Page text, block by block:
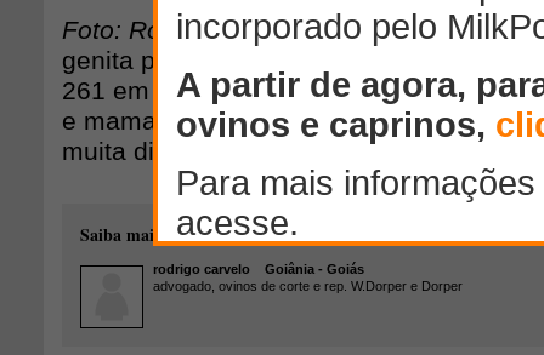
Foto: Rodrigo Carvelo
genita posta a prova em pasto. borrega
261 em fêmea cruzada no regime de
e mamada livre, capim massai.
muita diferença.
Saiba mais sobre o autor desse conteúdo:
rodrigo carvelo Goiânia - Goiás
advogado, ovinos de corte e rep. W.Dorper e Dorper